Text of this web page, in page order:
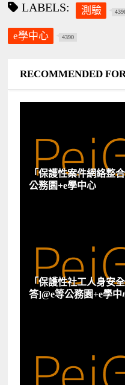
LABELS: 測驗
e學中心 4390
RECOMMENDED
「保護性案件網絡整
公務園+e學中心
「保護性社工人身安
答]@e等公務園+e學中